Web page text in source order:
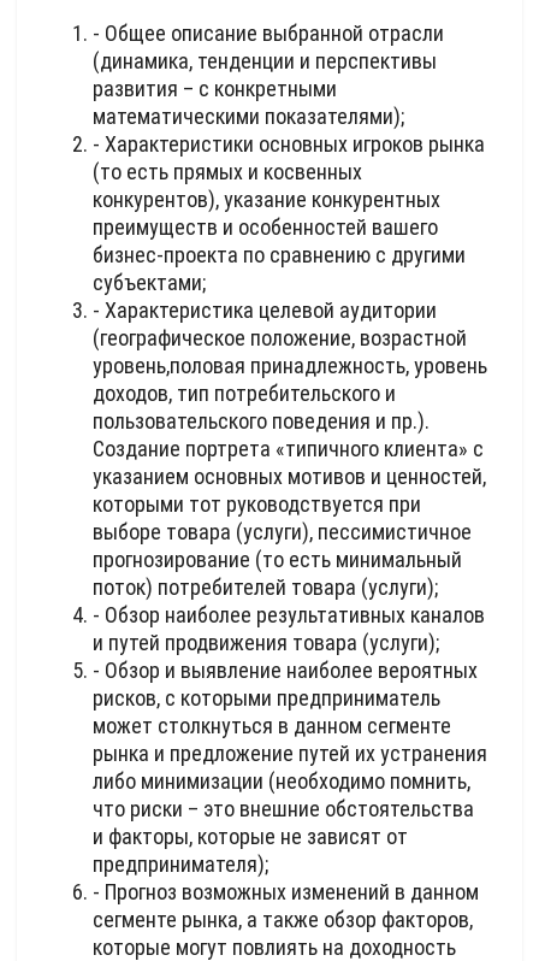
- Общее описание выбранной отрасли
(динамика, тенденции и перспективы
развития – с конкретными
математическими показателями);
- Характеристики основных игроков рынка
(то есть прямых и косвенных
конкурентов), указание конкурентных
преимуществ и особенностей вашего
бизнес-проекта по сравнению с другими
субъектами;
- Характеристика целевой аудитории
(географическое положение, возрастной
уровень,половая принадлежность, уровень
доходов, тип потребительского и
пользовательского поведения и пр.).
Создание портрета «типичного клиента» с
указанием основных мотивов и ценностей,
которыми тот руководствуется при
выборе товара (услуги), пессимистичное
прогнозирование (то есть минимальный
поток) потребителей товара (услуги);
- Обзор наиболее результативных каналов
и путей продвижения товара (услуги);
- Обзор и выявление наиболее вероятных
рисков, с которыми предприниматель
может столкнуться в данном сегменте
рынка и предложение путей их устранения
либо минимизации (необходимо помнить,
что риски – это внешние обстоятельства
и факторы, которые не зависят от
предпринимателя);
- Прогноз возможных изменений в данном
сегменте рынка, а также обзор факторов,
которые могут повлиять на доходность